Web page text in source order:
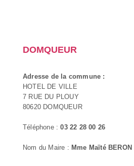
DOMQUEUR
Adresse de la commune :
HOTEL DE VILLE
7 RUE DU PLOUY
80620 DOMQUEUR
Téléphone :03 22 28 00 26
Nom du Maire : Mme Maïté BERON